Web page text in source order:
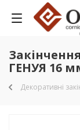
ГЕНУЯ 16
Декоративні